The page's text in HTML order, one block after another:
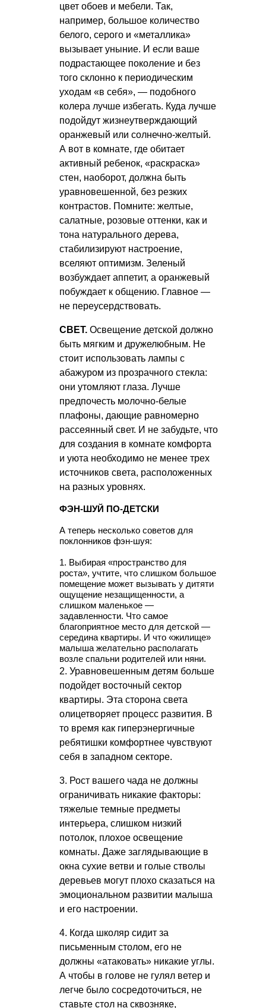
цвет обоев и мебели. Так,
например, большое количество
белого, серого и «металлика»
вызывает уныние. И если ваше
подрастающее поколение и без
того склонно к периодическим
уходам «в себя», — подобного
колера лучше избегать. Куда лучше
подойдут жизнеутверждающий
оранжевый или солнечно-желтый.
А вот в комнате, где обитает
активный ребенок, «раскраска»
стен, наоборот, должна быть
уравновешенной, без резких
контрастов. Помните: желтые,
салатные, розовые оттенки, как и
тона натурального дерева,
стабилизируют настроение,
вселяют оптимизм. Зеленый
возбуждает аппетит, а оранжевый
побуждает к общению. Главное —
не переусердствовать.
СВЕТ. Освещение детской должно
быть мягким и дружелюбным. Не
стоит использовать лампы с
абажуром из прозрачного стекла:
они утомляют глаза. Лучше
предпочесть молочно-белые
плафоны, дающие равномерно
рассеянный свет. И не забудьте, что
для создания в комнате комфорта
и уюта необходимо не менее трех
источников света, расположенных
на разных уровнях.
ФЭН-ШУЙ ПО-ДЕТСКИ
А теперь несколько советов для
поклонников фэн-шуя:
1. Выбирая «пространство для
роста», учтите, что слишком большое
помещение может вызывать у дитяти
ощущение незащищенности, а
слишком маленькое —
задавленности. Что самое
благоприятное место для детской —
середина квартиры. И что «жилище»
малыша желательно располагать
возле спальни родителей или няни.
2. Уравновешенным детям больше
подойдет восточный сектор
квартиры. Эта сторона света
олицетворяет процесс развития. В
то время как гиперэнергичные
ребятишки комфортнее чувствуют
себя в западном секторе.
3. Рост вашего чада не должны
ограничивать никакие факторы:
тяжелые темные предметы
интерьера, слишком низкий
потолок, плохое освещение
комнаты. Даже заглядывающие в
окна сухие ветви и голые стволы
деревьев могут плохо сказаться на
эмоциональном развитии малыша
и его настроении.
4. Когда школяр сидит за
письменным столом, его не
должны «атаковать» никакие углы.
А чтобы в голове не гулял ветер и
легче было сосредоточиться, не
ставьте стол на сквозняке,